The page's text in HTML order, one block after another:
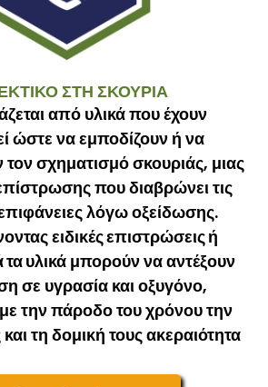
ΣΤΗ ΣΚΟΥΡΙΑ
από υλικά που έχουν
ώστε να εμποδίζουν ή να
σχηματισμό σκουριάς, μιας
που διαβρώνει τις
λόγω οξείδωσης.
ειδικές επιστρώσεις ή
τα υλικάμπορούν να αντέξουν
σε υγρασία και οξυγόνο,
την πάροδο του χρόνου την
τη δομική τους ακεραιότητα